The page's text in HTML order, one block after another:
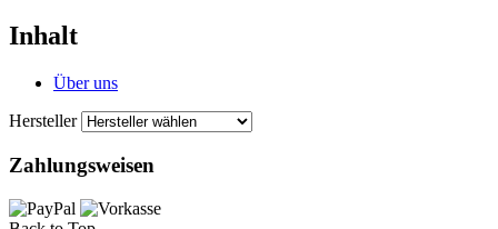
Inhalt
Über uns
Hersteller
Zahlungsweisen